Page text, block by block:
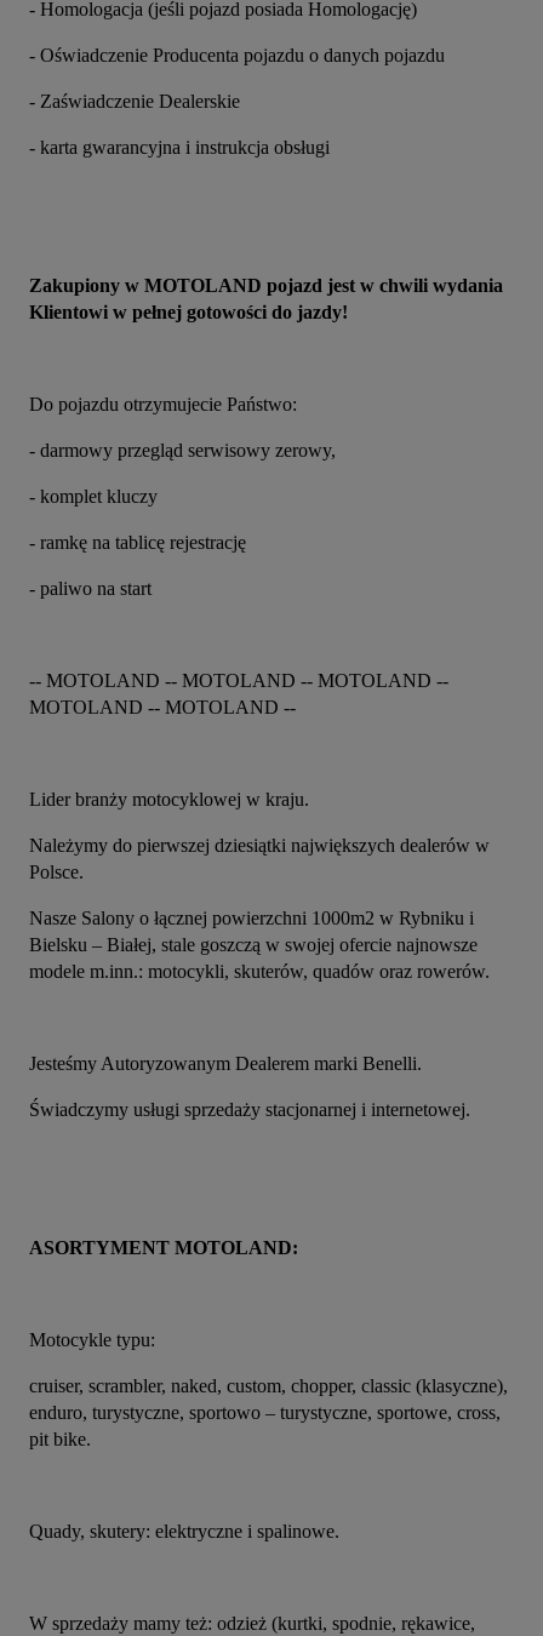
- Homologacja (jeśli pojazd posiada Homologację)
- Oświadczenie Producenta pojazdu o danych pojazdu
- Zaświadczenie Dealerskie
- karta gwarancyjna i instrukcja obsługi
Zakupiony w MOTOLAND pojazd jest w chwili wydania
Klientowi w pełnej gotowości do jazdy!
Do pojazdu otrzymujecie Państwo:
- darmowy przegląd serwisowy zerowy,
- komplet kluczy
- ramkę na tablicę rejestrację
- paliwo na start
-- MOTOLAND -- MOTOLAND -- MOTOLAND --
MOTOLAND -- MOTOLAND --
Lider branży motocyklowej w kraju.
Należymy do pierwszej dziesiątki największych dealerów w
Polsce.
Nasze Salony o łącznej powierzchni 1000m2 w Rybniku i
Bielsku – Białej, stale goszczą w swojej ofercie najnowsze
modele m.inn.: motocykli, skuterów, quadów oraz rowerów.
Jesteśmy Autoryzowanym Dealerem marki Benelli.
Świadczymy usługi sprzedaży stacjonarnej i internetowej.
ASORTYMENT MOTOLAND:
Motocykle typu:
cruiser, scrambler, naked, custom, chopper, classic (klasyczne),
enduro, turystyczne, sportowo – turystyczne, sportowe, cross,
pit bike.
Quady, skutery: elektryczne i spalinowe.
W sprzedaży mamy też: odzież (kurtki, spodnie, rękawice,